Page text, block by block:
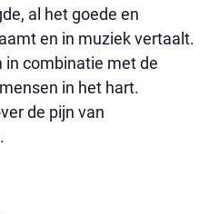
al het goede en
en in muziek vertaalt.
in combinatie met de
in het hart.
de pijn van